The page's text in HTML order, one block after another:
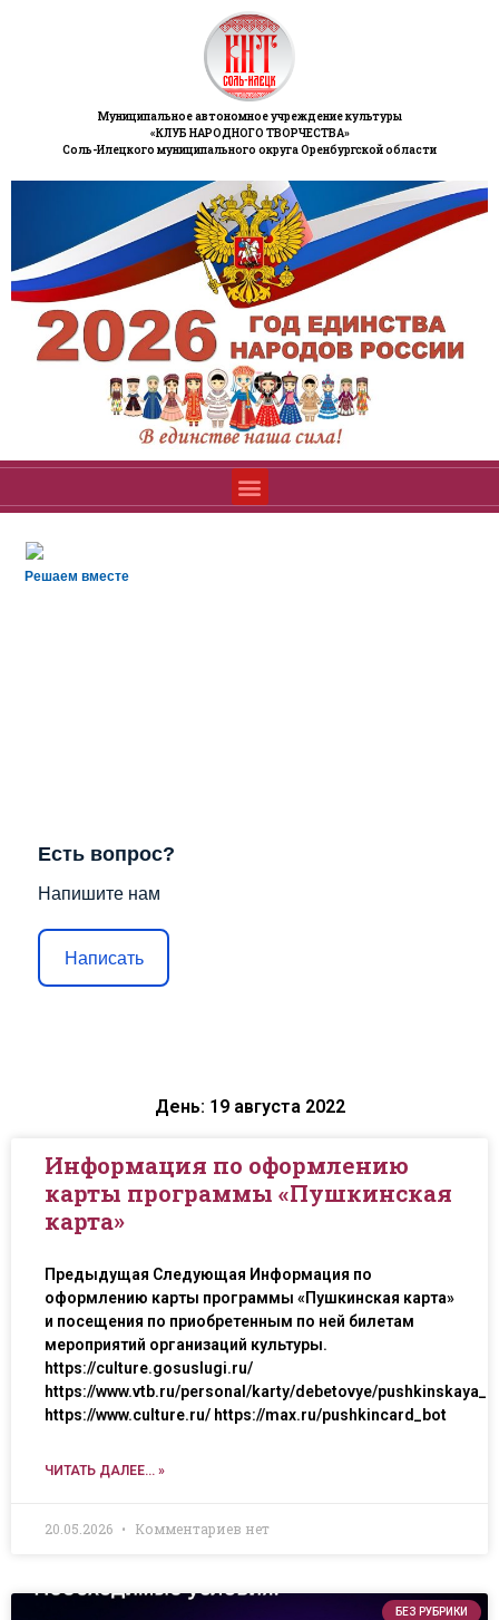
Муниципальное автономное учреждение культуры
«КЛУБ НАРОДНОГО ТВОРЧЕСТВА»
Соль-Илецкого муниципального округа Оренбургской области
Решаем вместе
Есть вопрос?
Напишите нам
Написать
День: 19 августа 2022
Информация по оформлению
карты программы «Пушкинская
карта»
Предыдущая Следующая Информация по
оформлению карты программы «Пушкинская карта»
и посещения по приобретенным по ней билетам
мероприятий организаций культуры.
https://culture.gosuslugi.ru/
https://www.vtb.ru/personal/karty/debetovye/
https://www.culture.ru/ https://max.ru/pushkincard_bot
ЧИТАТЬ ДАЛЕЕ... »
20.05.2026 Комментариев нет
БЕЗ РУБРИКИ